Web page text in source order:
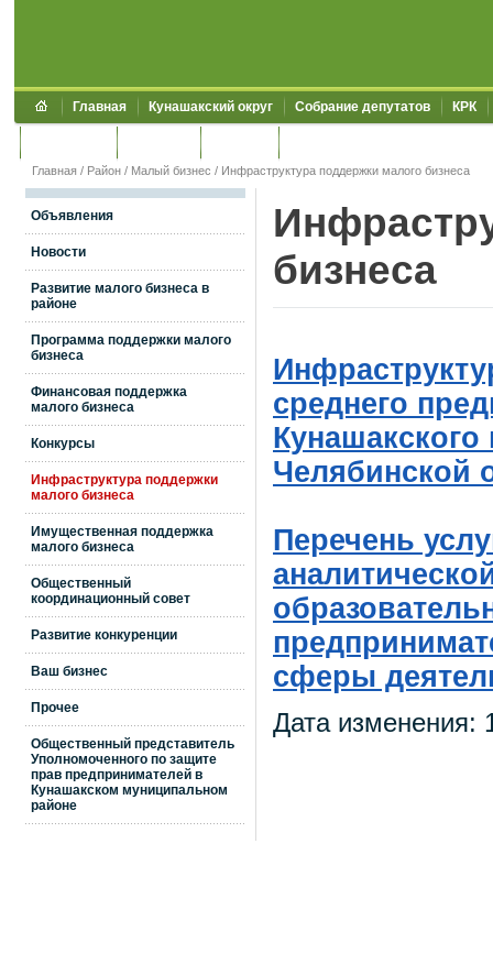
Главная Кунашакский округ Собрание депутатов КРК
Главная / Район / Малый бизнес / Инфраструктура поддержки малого бизнеса
Объявления
Новости
Развитие малого бизнеса в
районе
Программа поддержки малого
бизнеса
Финансовая поддержка
малого бизнеса
Конкурсы
Инфраструктура поддержки
малого бизнеса
Имущественная поддержка
малого бизнеса
Общественный
координационный совет
Развитие конкуренции
Ваш бизнес
Прочее
Общественный представитель
Уполномоченного по защите
прав предпринимателей в
Кунашакском муниципальном
районе
бизнеса
среднего
Челябинской
Перечень
сферы
Дата изменения: